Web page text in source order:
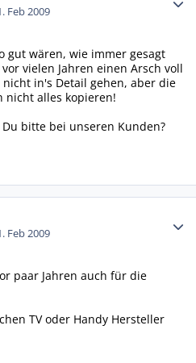
Feb 2009
gut wären, wie immer gesagt
vielen Jahren einen Arsch voll
in's Detail gehen, aber die
nicht alles kopieren!
bitte bei unseren Kunden?
Feb 2009
paar Jahren auch für die
TV oder Handy Hersteller